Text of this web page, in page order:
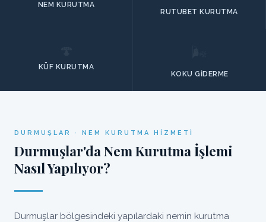
NEM KURUTMA
RUTUBET KURUTMA
KÜF KURUTMA
KOKU GIDERME
DURMUŞLAR · NEM KURUTMA HIZMETI
Durmuşlar'da Nem Kurutma İşlemi
Nasıl Yapılıyor?
Durmuşlar bölgesindeki yapılardaki nemin kurutma